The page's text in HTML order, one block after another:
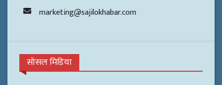
marketing@sajilokhabar.com
सोसल मिडिया